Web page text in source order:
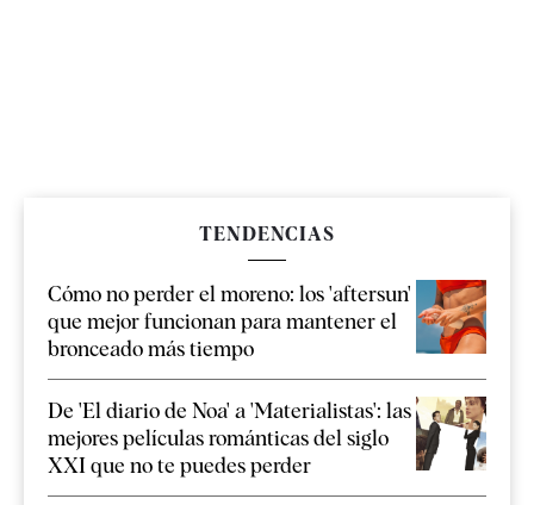
TENDENCIAS
Cómo no perder el moreno: los 'aftersun'
que mejor funcionan para mantener el
bronceado más tiempo
De 'El diario de Noa' a 'Materialistas': las
mejores películas románticas del siglo
XXI que no te puedes perder